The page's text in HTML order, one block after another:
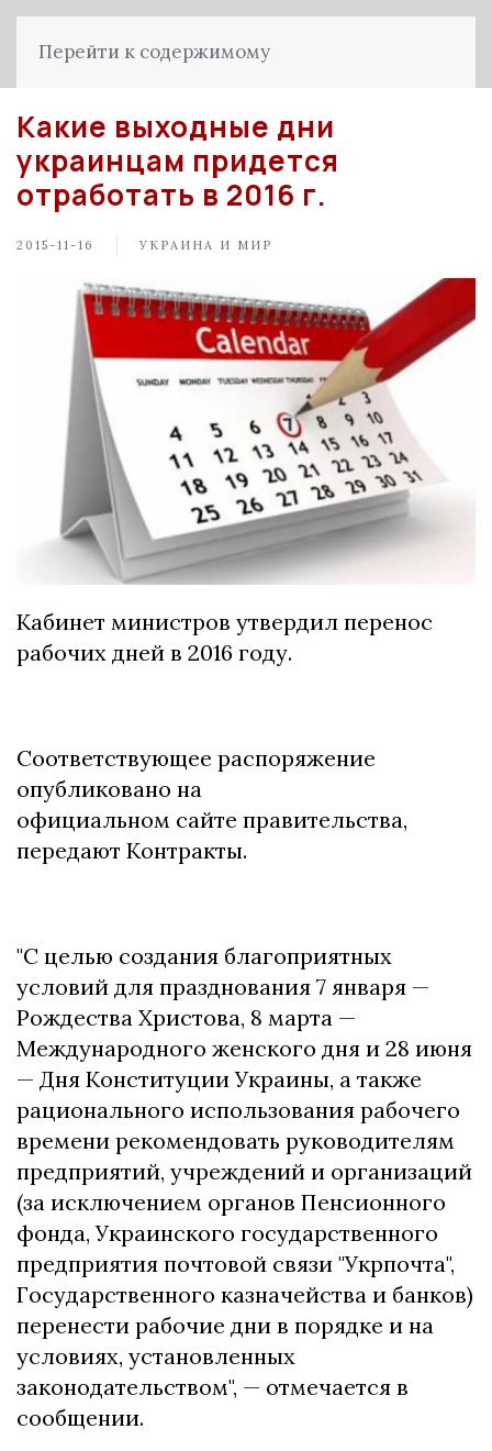
Перейти к содержимому
Какие выходные дни
украинцам придется
отработать в 2016 г.
2015-11-16 УКРАИНА И МИР
Кабинет министров утвердил перенос
рабочих дней в 2016 году.
Соответствующее распоряжение
опубликовано на
официальном сайте правительства,
передают Контракты.
"С целью создания благоприятных
условий для празднования 7 января —
Рождества Христова, 8 марта —
Международного женского дня и 28 июня
— Дня Конституции Украины, а также
рационального использования рабочего
времени рекомендовать руководителям
предприятий, учреждений и организаций
(за исключением органов Пенсионного
фонда, Украинского государственного
предприятия почтовой связи "Укрпочта",
Государственного казначейства и банков)
перенести рабочие дни в порядке и на
условиях, установленных
законодательством", — отмечается в
сообщении.